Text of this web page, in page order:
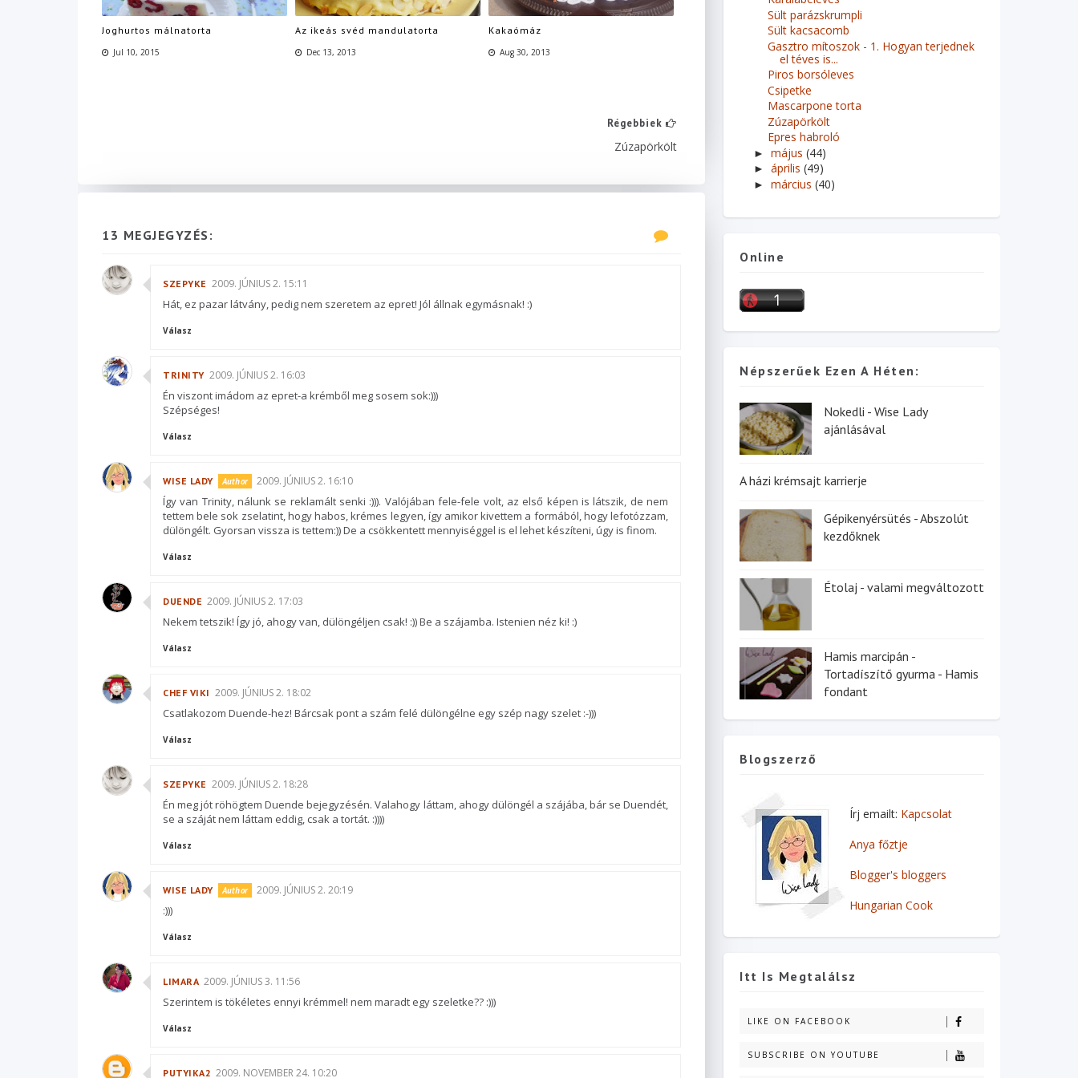
Joghurtos málnatorta
Jul 10, 2015
Az ikeás svéd mandulatorta
Dec 13, 2013
Kakaómáz
Aug 30, 2013
Régebbiek
Zúzapörkölt
13 MEGJEGYZÉS:
SZEPYKE 2009. JÚNIUS 2. 15:11
Hát, ez pazar látvány, pedig nem szeretem az epret! Jól állnak egymásnak! :)
Válasz
TRINITY 2009. JÚNIUS 2. 16:03
Én viszont imádom az epret-a krémből meg sosem sok:)))
Szépséges!
Válasz
WISE LADY 2009. JÚNIUS 2. 16:10
Így van Trinity, nálunk se reklamált senki :))). Valójában fele-fele volt, az első képen is látszik, de nem
tettem bele sok zselatint, hogy habos, krémes legyen, így amikor kivettem a formából, hogy lefotózzam,
dülöngélt. Gyorsan vissza is tettem:)) De a csökkentett mennyiséggel is el lehet készíteni, úgy is finom.
Válasz
DUENDE 2009. JÚNIUS 2. 17:03
Nekem tetszik! Így jó, ahogy van, dülöngéljen csak! :)) Be a szájamba. Istenien néz ki! :)
Válasz
CHEF VIKI 2009. JÚNIUS 2. 18:02
Csatlakozom Duende-hez! Bárcsak pont a szám felé dülöngélne egy szép nagy szelet :-)))
Válasz
SZEPYKE 2009. JÚNIUS 2. 18:28
Én meg jót röhögtem Duende bejegyzésén. Valahogy láttam, ahogy dülöngél a szájába, bár se Duendét,
se a száját nem láttam eddig, csak a tortát. :))))
Válasz
WISE LADY 2009. JÚNIUS 2. 20:19
:)))
Válasz
LIMARA 2009. JÚNIUS 3. 11:56
Szerintem is tökéletes ennyi krémmel! nem maradt egy szeletke?? :)))
Válasz
PUTYIKA2 2009. NOVEMBER 24. 10:20
Sült parázskrumpli
Sült kacsacomb
Gasztro mítoszok - 1. Hogyan terjednek
el téves is...
Piros borsóleves
Csipetke
Mascarpone torta
Zúzapörkölt
Epres habroló
► május (44)
► április (49)
► március (40)
Online
Népszerűek Ezen A Héten:
Nokedli - Wise Lady
ajánlásával
A házi krémsajt karrierje
Gépikenyérsütés - Abszolút
kezdőknek
Étolaj - valami megváltozott
Hamis marcipán -
Tortadíszítő gyurma - Hamis
fondant
Blogszerző
Írj emailt: Kapcsolat
Anya főztje
Blogger's bloggers
Hungarian Cook
Itt Is Megtalálsz
LIKE ON FACEBOOK
SUBSCRIBE ON YOUTUBE